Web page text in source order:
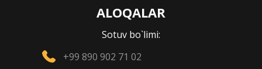
ALOQALAR
Sotuv bo`limi:
+99 890 902 71 02